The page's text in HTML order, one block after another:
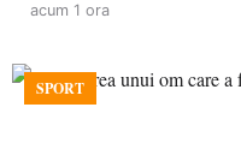
acum 1 ora
SPORT